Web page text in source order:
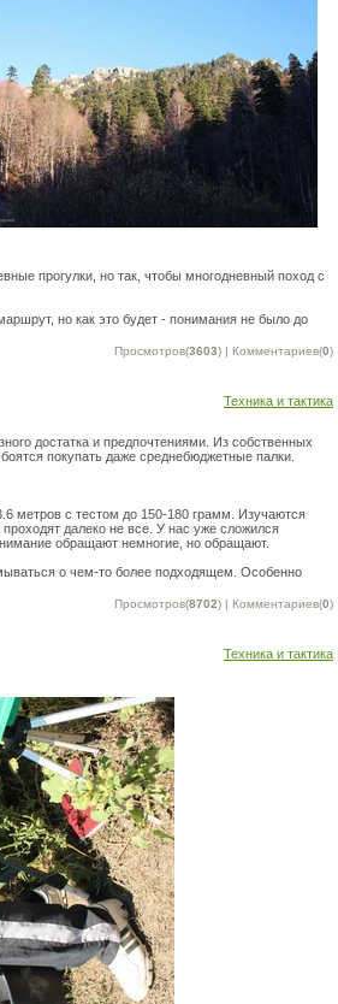
прогулки, но так, чтобы многодневный поход с
но как это будет - понимания не было до
Просмотров(3603) | Комментариев(0)
Техника и тактика
достатка и предпочтениями. Из собственных
покупать даже среднебюджетные палки.
метров с тестом до 150-180 грамм. Изучаются
далеко не все. У нас уже сложился
обращают немногие, но обращают.
о чем-то более подходящем. Особенно
Просмотров(8702) | Комментариев(0)
Техника и тактика